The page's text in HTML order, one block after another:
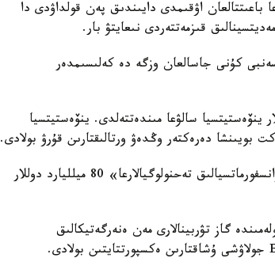
باعىتتالعان اۋقىمدى دايىندىق پەن قولداۋدى دا
قىزمەتتەردى نىعايتۋ بار.
كۇنى جاسالعان وزگە دە كەلىسىمدەر
ا ق ش- قا 600 ميلليارد دوللار ينۆەستيتسيا سالۋعا مىندەتتەلدى. ينۆەستيتسيا
دەرەكتەر وڭدەۋ ورتالىقتارىن قۇرۋ بولادى.
امەريكالىق تەحنولوگيالىق كومپانيالار ەكى ەلدەگى «وزىق ترانسفورماتسيالىق تەحنولوگيالارعا» 80 ميلليارد دوللار
14,2 ميلليارد دوللار كولەمىندە گاز تۋربينالارى مەن ەنەرگەتيكالىق